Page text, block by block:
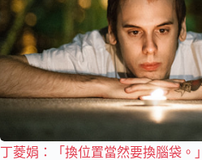
丁菱娟：「換位置當然要換腦袋。」